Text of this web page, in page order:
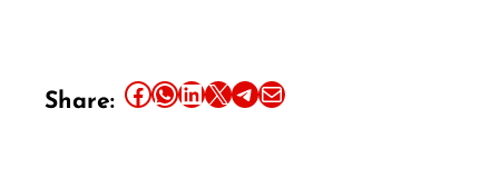
Share: Share this article on Facebook Share this article on WhatsApp Share this article on LinkedIn Share this article on X Share this article on TelegramEmail this Article